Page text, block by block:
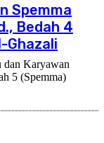
Spemma
Bedah 4
Ghazali
dan Karyawan
5 (Spemma)